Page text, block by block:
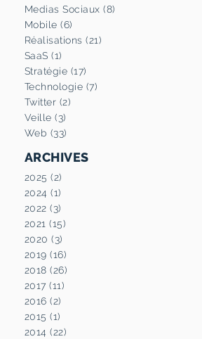
Medias Sociaux (8)
Mobile (6)
Réalisations (21)
SaaS (1)
Stratégie (17)
Technologie (7)
Twitter (2)
Veille (3)
Web (33)
ARCHIVES
2025 (2)
2024 (1)
2022 (3)
2021 (15)
2020 (3)
2019 (16)
2018 (26)
2017 (11)
2016 (2)
2015 (1)
2014 (22)